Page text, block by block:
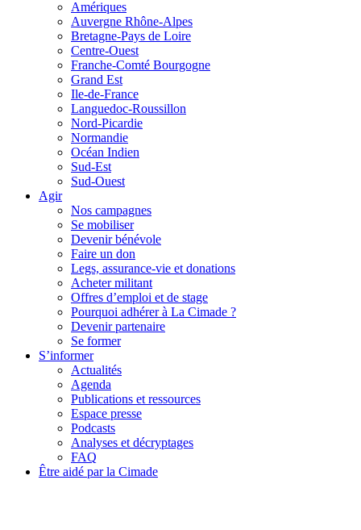
Amériques
Auvergne Rhône-Alpes
Bretagne-Pays de Loire
Centre-Ouest
Franche-Comté Bourgogne
Grand Est
Ile-de-France
Languedoc-Roussillon
Nord-Picardie
Normandie
Océan Indien
Sud-Est
Sud-Ouest
Agir
Nos campagnes
Se mobiliser
Devenir bénévole
Faire un don
Legs, assurance-vie et donations
Acheter militant
Offres d’emploi et de stage
Pourquoi adhérer à La Cimade ?
Devenir partenaire
Se former
S’informer
Actualités
Agenda
Publications et ressources
Espace presse
Podcasts
Analyses et décryptages
FAQ
Être aidé par la Cimade